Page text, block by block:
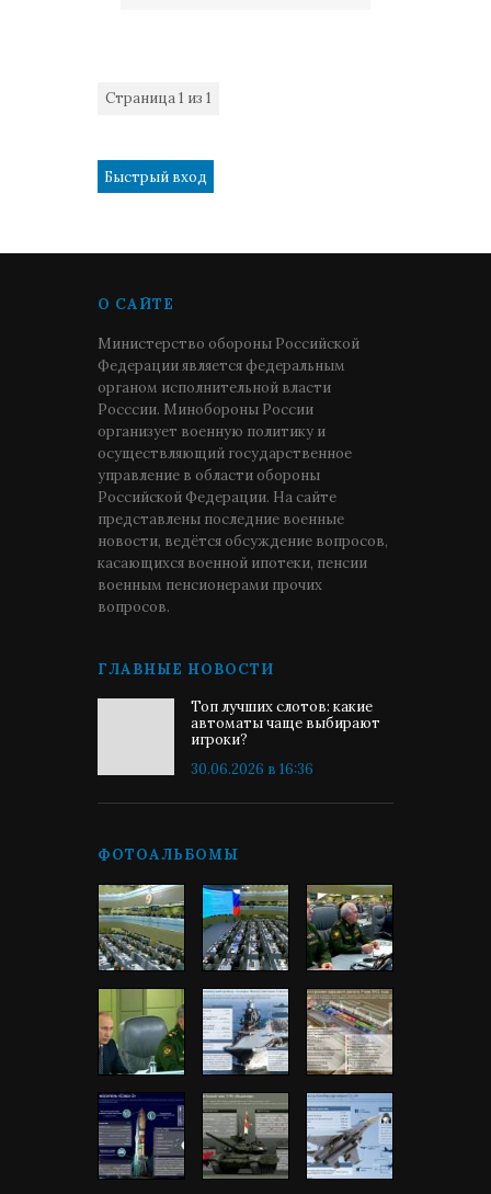
Страница1 из 1
О САЙТЕ
Министерство обороны Российской
Федерации является федеральным
органом исполнительной власти
Росссии. Минобороны России
организует военную политику и
осуществляющий государственное
управление в области обороны
Российской Федерации. На сайте
представлены последние военные
новости, ведётся обсуждение вопросов,
касающихся военной ипотеки, пенсии
военным пенсионерами прочих
вопросов.
ГЛАВНЫЕ НОВОСТИ
Топ лучших слотов: какие
автоматы чаще выбирают
игроки?
30.06.2026 в 16:36
ФОТОАЛЬБОМЫ